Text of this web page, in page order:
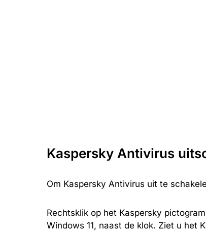
Kaspersky Antivirus
Om Kaspersky Antivirus uit te
Rechtsklik op het Kaspersky
Windows 11, naast de klok. Ziet u het